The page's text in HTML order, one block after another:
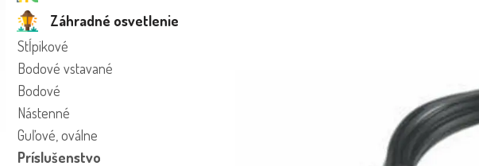
Záhradné osvetlenie
Stĺpikové
Bodové vstavané
Bodové
Nástenné
Guľové, oválne
Príslušenstvo